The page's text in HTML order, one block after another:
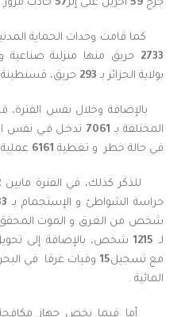
جرح59 آخرين على إثر57 حادث مرور.
كما قامت وحدات الحماية
2733 حريق منها منزلية صناعية
بولاية الجزائر بـ 293 حريق،
بالإضافة وخلال نفس الفترة،
المختلفة بـ 7061 تدخـل فـي نفس
في حالة خطر
و تغطية 6161
للذكر كذلك، في الفترة مابين
حراسة الشواطئ و الإستجمام بـ
شخص من الغرق و الموت المحقق،
لـ 1215شخص، بالإضافة إلى
مع تسجيل15 وفيات غرقا في
المائية .
أما فيما يخص جهاز مكافحة